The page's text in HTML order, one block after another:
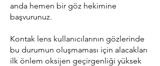
anda hemen bir göz hekimine
başvurunuz.
Kontak lens kullanıcılarının gözlerinde
bu durumun oluşmaması için alacakları
ilk önlem oksijen geçirgenliği yüksek